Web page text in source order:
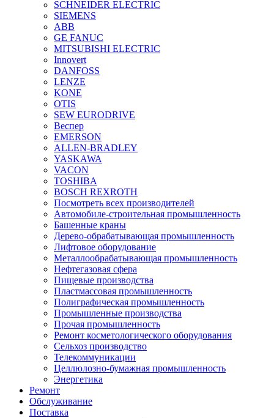
SCHNEIDER ELECTRIC
SIEMENS
ABB
GE FANUC
MITSUBISHI ELECTRIC
Innovert
DANFOSS
LENZE
KONE
OTIS
SEW EURODRIVE
Веспер
EMERSON
ALLEN-BRADLEY
YASKAWA
VACON
TOSHIBA
BOSCH REXROTH
Посмотреть всех производителей
Автомобиле-строительная промышленность
Башенные краны
Дерево-обрабатывающая промышленность
Лифтовое оборудование
Металлообрабатывающая промышленность
Нефтегазовая сфера
Пищевые производства
Пластмассовая промышленность
Полиграфическая промышленность
Промышленные производства
Прочая промышленность
Ремонт косметологического оборудования
Сельхоз производство
Телекоммуникации
Целлюлозно-бумажная промышленность
Энергетика
Ремонт
Обслуживание
Поставка